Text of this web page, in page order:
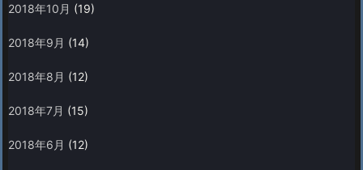
2018年10月 (19)
2018年9月 (14)
2018年8月 (12)
2018年7月 (15)
2018年6月 (12)